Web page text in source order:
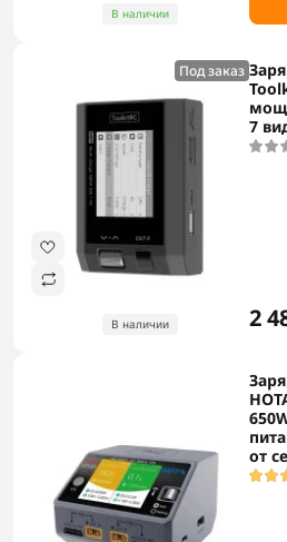
В наличии
Под заказ
В наличии
7
2
от